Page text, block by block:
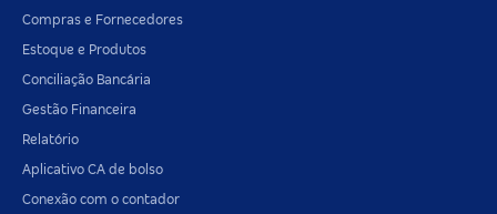
Compras e Fornecedores
Estoque e Produtos
Conciliação Bancária
Gestão Financeira
Relatório
Aplicativo CA de bolso
Conexão com o contador